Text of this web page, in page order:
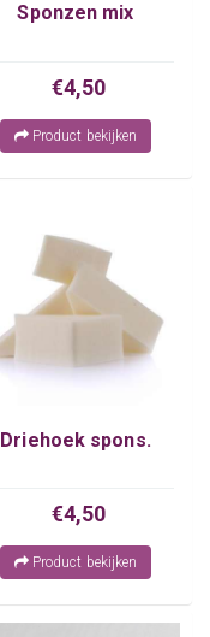
Sponzen mix
€4,50
Product bekijken
Driehoek spons.
€4,50
Product bekijken